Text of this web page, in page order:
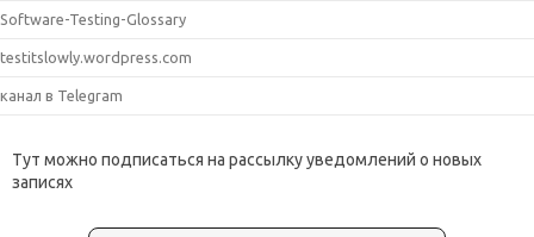
Software-Testing-Glossary
testitslowly.wordpress.com
канал в Telegram
Тут можно подписаться на рассылку уведомлений о новых
записях